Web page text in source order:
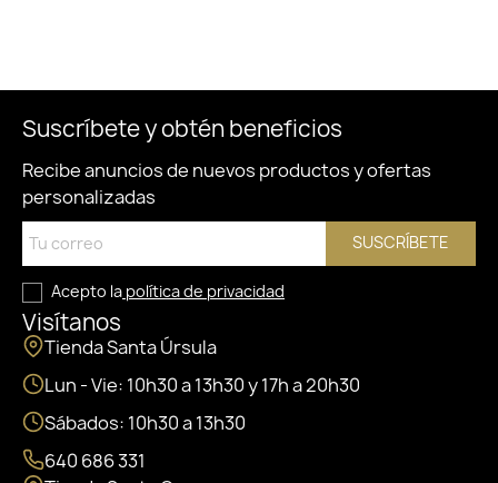
Suscríbete y obtén beneficios
Recibe anuncios de nuevos productos y ofertas
personalizadas
SUSCRÍBETE
Acepto la política de privacidad
Visítanos
Tienda Santa Úrsula
Lun - Vie: 10h30 a 13h30 y 17h a 20h30
Sábados: 10h30 a 13h30
640 686 331